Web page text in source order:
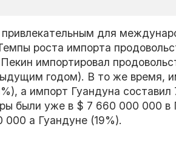
для
роста импорта
импортировал
годом). В то же время,
а импорт Гуандуна
были уже в $ 7 660 000 000
а Гуандуне (19%).